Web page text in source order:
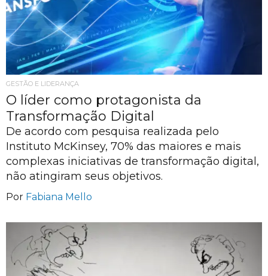
GESTÃO E LIDERANÇA
O líder como protagonista da
Transformação Digital
De acordo com pesquisa realizada pelo
Instituto McKinsey, 70% das maiores e mais
complexas iniciativas de transformação digital,
não atingiram seus objetivos.
Por Fabiana Mello